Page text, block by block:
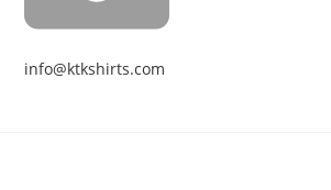
info@ktkshirts.com